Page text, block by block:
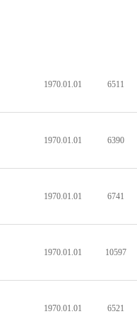
1970.01.01 6511
1970.01.01 6390
1970.01.01 6741
1970.01.01 10597
1970.01.01 6521